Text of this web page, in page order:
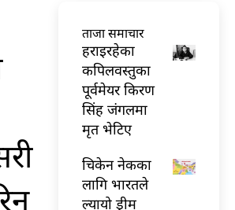
ताजा समाचार
हराइरहेका
कपिलवस्तुका
पूर्वमेयर किरण
सिंह जंगलमा
मृत भेटिए
चिकेन नेकका
लागि भारतले
ल्यायो ड्रीम